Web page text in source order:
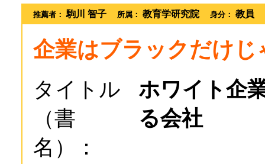
推薦者： 駒川 智子 所属： 教育学研究院 身分： 教員
企業はブラックだけじ
タイトル
（書
名）：
ホワイト企
る会社